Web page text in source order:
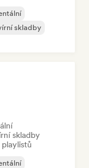
skladby
skladby